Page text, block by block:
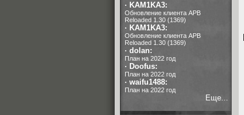
· KAM1KA3:
Обновление клиента APB
Reloaded 1.30 (1369)
· KAM1KA3:
Обновление клиента APB
Reloaded 1.30 (1369)
· dolan:
План на 2022 год
· Doofus:
План на 2022 год
· waifu1488:
План на 2022 год
Еще...